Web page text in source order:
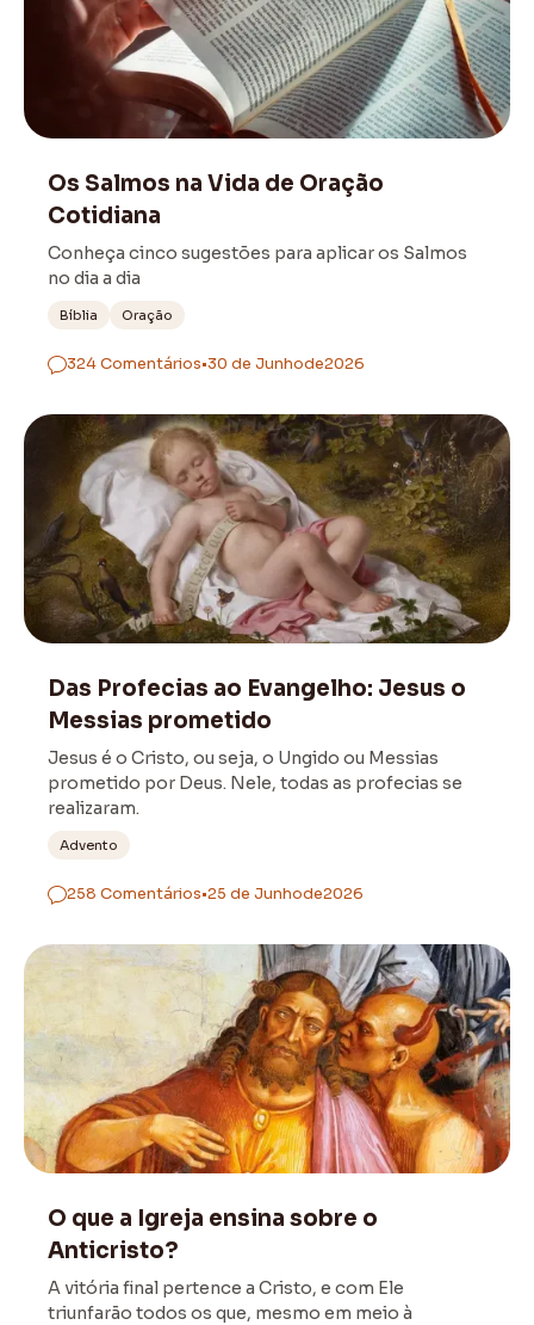
Os Salmos na Vida de Oração
Cotidiana
Conheça cinco sugestões para aplicar os Salmos
no dia a dia
Bíblia Oração
324 Comentários•30 de Junhode2026
Das Profecias ao Evangelho: Jesus o
Messias prometido
Jesus é o Cristo, ou seja, o Ungido ou Messias
prometido por Deus. Nele, todas as profecias se
realizaram.
Advento
258 Comentários•25 de Junhode2026
O que a Igreja ensina sobre o
Anticristo?
A vitória final pertence a Cristo, e com Ele
triunfarão todos os que, mesmo em meio à